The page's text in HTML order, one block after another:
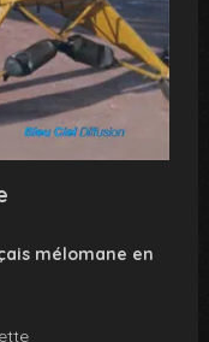
mélomane en